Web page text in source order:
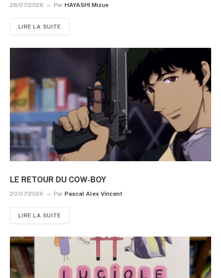
28/07/2026 Par HAYASHI Mizue
LIRE LA SUITE
LE RETOUR DU COW-BOY
20/07/2026 Par Pascal Alex Vincent
LIRE LA SUITE